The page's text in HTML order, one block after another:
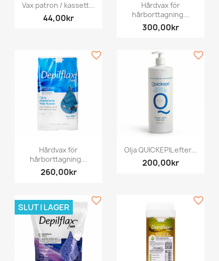
Vax patron / kassett...
44,00kr
Hårdvax för
hårborttagning...
300,00kr
Hårdvax för
hårborttagning...
260,00kr
favorite_border
Olja QUICKEPIL efter...
200,00kr
favorite_border
SLUT I LAGER
favorite_border favorite_border